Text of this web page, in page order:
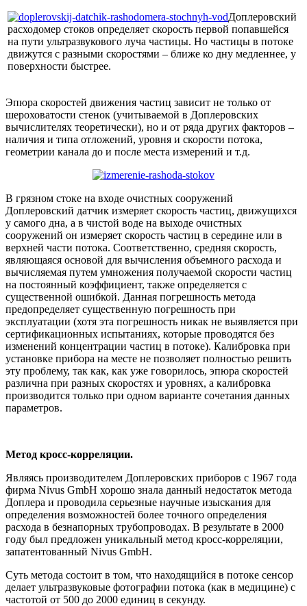
Доплеровский
расходомер стоков определяет скорость первой попавшейся
на пути ультразвукового луча частицы. Но частицы в потоке
движутся с разными скоростями – ближе ко дну медленнее, у
поверхности быстрее.
Эпюра скоростей движения частиц зависит не только от
шероховатости стенок (учитываемой в Доплеровских
вычислителях теоретически), но и от ряда других факторов –
наличия и типа отложений, уровня и скорости потока,
геометрии канала до и после места измерений и т.д.
В грязном стоке на входе очистных сооружений
Доплеровский датчик измеряет скорость частиц, движущихся
у самого дна, а в чистой воде на выходе очистных
сооружений он измеряет скорость частиц в середине или в
верхней части потока. Соответственно, средняя скорость,
являющаяся основой для вычисления объемного расхода и
вычисляемая путем умножения получаемой скорости частиц
на постоянный коэффициент, также определяется с
существенной ошибкой. Данная погрешность метода
предопределяет существенную погрешность при
эксплуатации (хотя эта погрешность никак не выявляется при
сертификационных испытаниях, которые проводятся без
изменений концентрации частиц в потоке). Калибровка при
установке прибора на месте не позволяет полностью решить
эту проблему, так как, как уже говорилось, эпюра скоростей
различна при разных скоростях и уровнях, а калибровка
производится только при одном варианте сочетания данных
параметров.
Метод кросс-корреляции.
Являясь производителем Доплеровских приборов с 1967 года
фирма Nivus GmbH хорошо знала данный недостаток метода
Доплера и проводила серьезные научные изыскания для
определения возможностей более точного определения
расхода в безнапорных трубопроводах. В результате в 2000
году был предложен уникальный метод кросс-корреляции,
запатентованный Nivus GmbH.
Суть метода состоит в том, что находящийся в потоке сенсор
делает ультразвуковые фотографии потока (как в медицине) с
частотой от 500 до 2000 единиц в секунду.